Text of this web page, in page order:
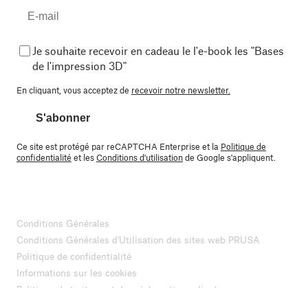
Je souhaite recevoir en cadeau le l'e-book les "Bases
de l'impression 3D"
En cliquant, vous acceptez de recevoir notre newsletter.
S'abonner
Ce site est protégé par reCAPTCHA Enterprise et la Politique de
confidentialité et lesConditions d'utilisationde Google s'appliquent.
Conditions Générales
Conditions Générales d'Utilisation des sites web PRUSA
Politique de confidentialité
Informations sur les cookies